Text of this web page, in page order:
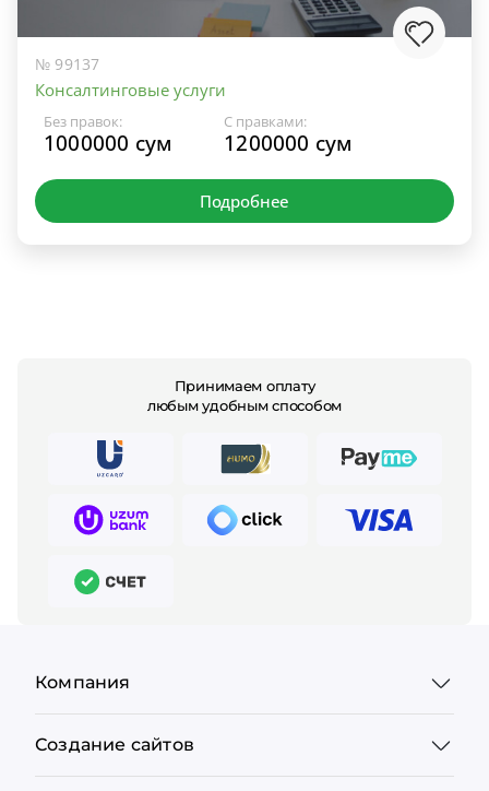
№ 99137
Консалтинговые услуги
Без правок:
1000000 сум
С правками:
1200000 сум
Подробнее
Принимаем оплату
любым удобным способом
Компания
Создание сайтов